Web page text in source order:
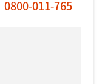
0800-011-765